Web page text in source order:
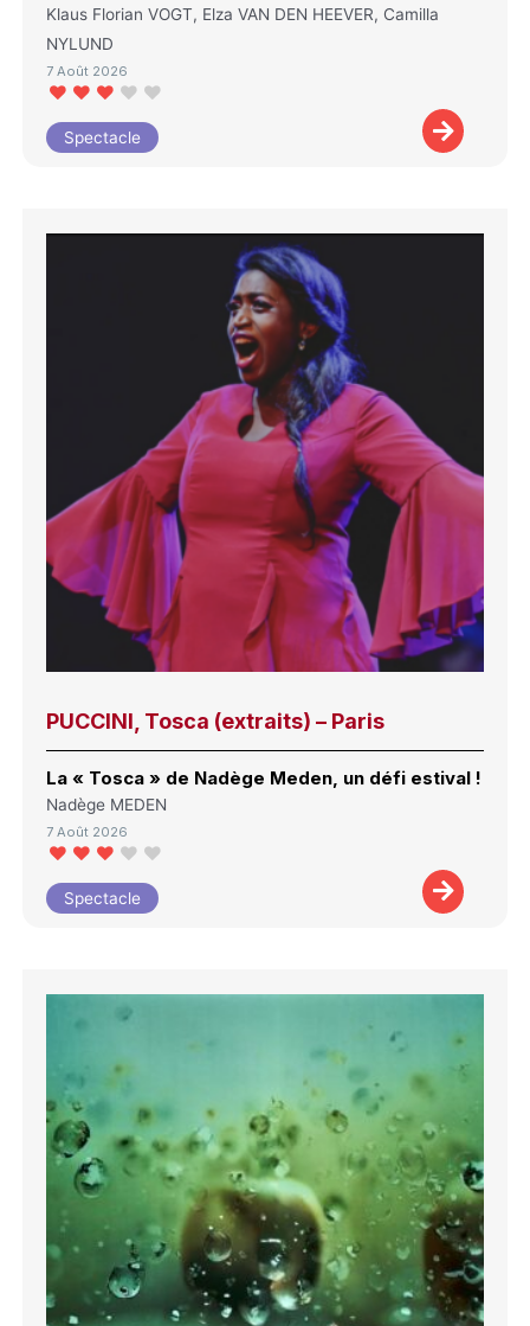
Klaus Florian VOGT, Elza VAN DEN HEEVER, Camilla
NYLUND
7 Août 2026
Spectacle
PUCCINI, Tosca (extraits) – Paris
La « Tosca » de Nadège Meden, un défi estival !
Nadège MEDEN
7 Août 2026
Spectacle